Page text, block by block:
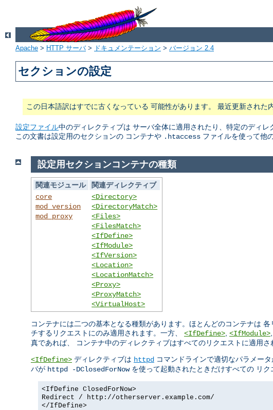
Apache > HTTP サーバ> ドキュメンテーション > バージョン 2.4
セクションの設定
この日本語訳はすでに古くなっている 可能性があります。 最近更新された
設定ファイル中のディレクティブは サーバ全体に適用されたり、特定のディ
この文書は設定用のセクションの コンテナや .htaccess ファイルを使って他
設定用セクションコンテナの種類
関連モジュール
関連ディレクティブ
core
mod_version
mod_proxy
<Directory>
<DirectoryMatch>
<Files>
<FilesMatch>
<IfDefine>
<IfModule>
<IfVersion>
<Location>
<LocationMatch>
<Proxy>
<ProxyMatch>
<VirtualHost>
コンテナには二つの基本となる種類があります。ほとんどのコンテナは
チするリクエストにのみ適用されます。一方、 <IfDefine> <IfModule>
真であれば、 コンテナ中のディレクティブはすべてのリクエストに適用
<IfDefine> ディレクティブは httpd コマンドラインで適切なパラメー
バが httpd -DClosedForNowを使って起動されたときだけすべての リ
<IfDefine ClosedForNow>
Redirect / http://otherserver.example.com/
</IfDefine>